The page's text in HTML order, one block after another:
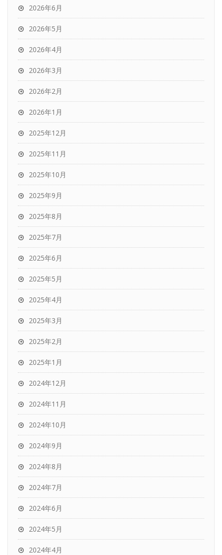
2026年6月
2026年5月
2026年4月
2026年3月
2026年2月
2026年1月
2025年12月
2025年11月
2025年10月
2025年9月
2025年8月
2025年7月
2025年6月
2025年5月
2025年4月
2025年3月
2025年2月
2025年1月
2024年12月
2024年11月
2024年10月
2024年9月
2024年8月
2024年7月
2024年6月
2024年5月
2024年4月